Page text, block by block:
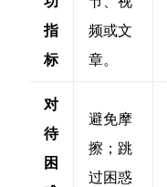
指
标
频或文
章。
对
待
困
避免摩
擦；跳
过困惑